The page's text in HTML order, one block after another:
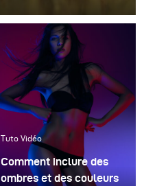
Tuto Vidéo
Comment inclure des
ombres et des couleurs